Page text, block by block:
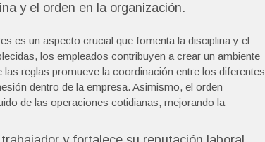
y el orden en la organización.
es un aspecto crucial que fomenta la disciplina y el
los empleados contribuyen a crear un ambiente
reglas promueve la coordinación entre los diferentes
dentro de la empresa. Asimismo, el orden
de las operaciones cotidianas, mejorando la